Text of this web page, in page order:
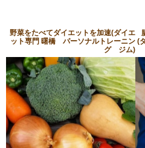
シブル』＋『エクササイズ』
フレキシブルエクササイズの
略
フレクササイズとは無理なく
自分の生活に取り入れられる
エクササイズのこと。
寝ながらできる運動だったり
日々の移動の中で少し多めに
野菜をたべてダイエットを加速(ダイエ
ット専門 曙橋 パーソナルトレーニン
グ ジム)
(